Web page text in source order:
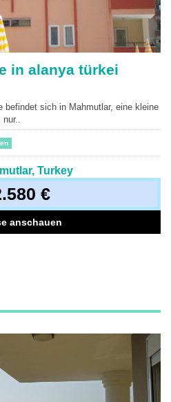
in alanya türkei
befindet sich in Mahmutlar, eine kleine
nur..
Turkey
€
anschauen